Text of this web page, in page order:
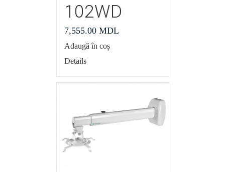
102WD
7,555.00 MDL
Adaugă în coș
Details